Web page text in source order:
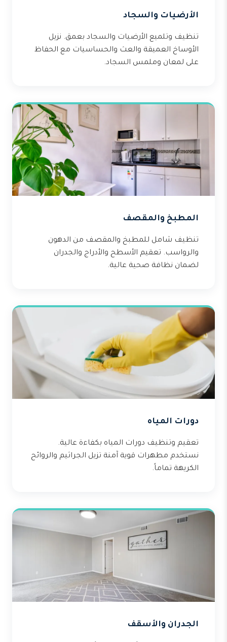
الأرضيات والسجاد
تنظيف وتلميع الأرضيات والسجاد بعمق. نزيل
الأوساخ العميقة والعث والحساسيات مع الحفاظ
على لمعان وملمس السجاد.
المطبخ والمقصف
تنظيف شامل للمطبخ والمقصف من الدهون
والرواسب. تعقيم الأسطح والأدراج والجدران
لضمان نظافة صحية عالية.
دورات المياه
تعقيم وتنظيف دورات المياه بكفاءة عالية.
نستخدم مطهرات قوية آمنة تزيل الجراثيم والروائح
الكريهة تماماً.
الجدران والأسقف